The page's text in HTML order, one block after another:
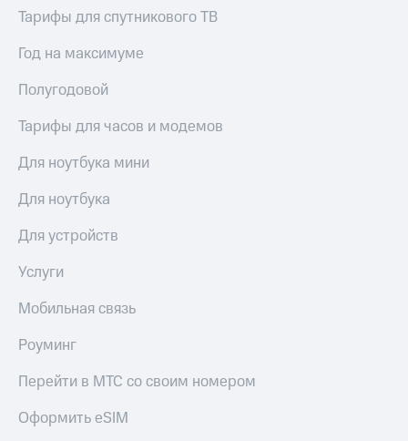
Тарифы для спутникового ТВ
Год на максимуме
Полугодовой
Тарифы для часов и модемов
Для ноутбука мини
Для ноутбука
Для устройств
Услуги
Мобильная связь
Роуминг
Перейти в МТС со своим номером
Оформить eSIM